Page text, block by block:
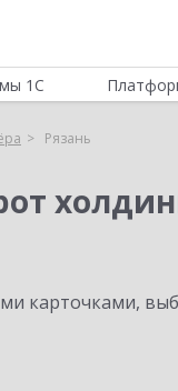
1С
Рязань
карточками,